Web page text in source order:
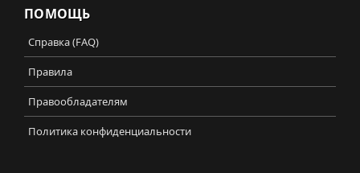
ПОМОЩЬ
Справка (FAQ)
Правила
Правообладателям
Политика конфиденциальности